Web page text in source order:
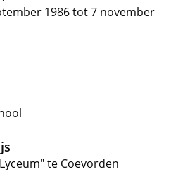
1986 tot 7 november
te Coevorden